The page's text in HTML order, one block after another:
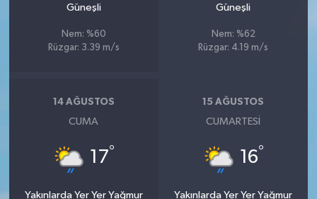
Güneşli
Nem: %60
Rüzgar: 3.39 m/s
Güneşli
Nem: %62
Rüzgar: 4.19 m/s
14 AĞUSTOS
CUMA
17°
Yakınlarda Yer Yer Yağmur
15 AĞUSTOS
CUMARTESI
16°
Yakınlarda Yer Yer Yağmur